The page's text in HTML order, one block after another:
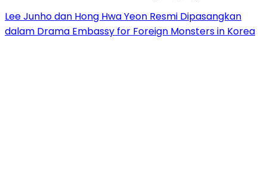
Lee Junho dan Hong Hwa Yeon Resmi Dipasangkan
dalam Drama Embassy for Foreign Monsters in Korea